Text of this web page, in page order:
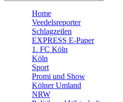
Home
Veedelsreporter
Schlagzeilen
EXPRESS E-Paper
1. FC Köln
Köln
Sport
Promi und Show
Kölner Umland
NRW